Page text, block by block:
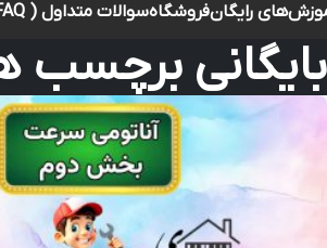
رایگانفروشگاهسوالات متداول ( FAQ )
بایگانی برچسب